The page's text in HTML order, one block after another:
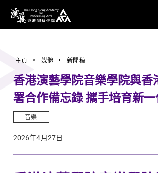
香港演藝學院
主頁 媒體 新聞稿
香港演藝學院音樂學院與香
署合作備忘錄 攜手培育新
音樂
2026年4月27日